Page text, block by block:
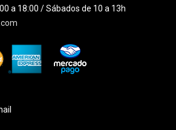
a 18:00 / Sábados de 10 a 13h